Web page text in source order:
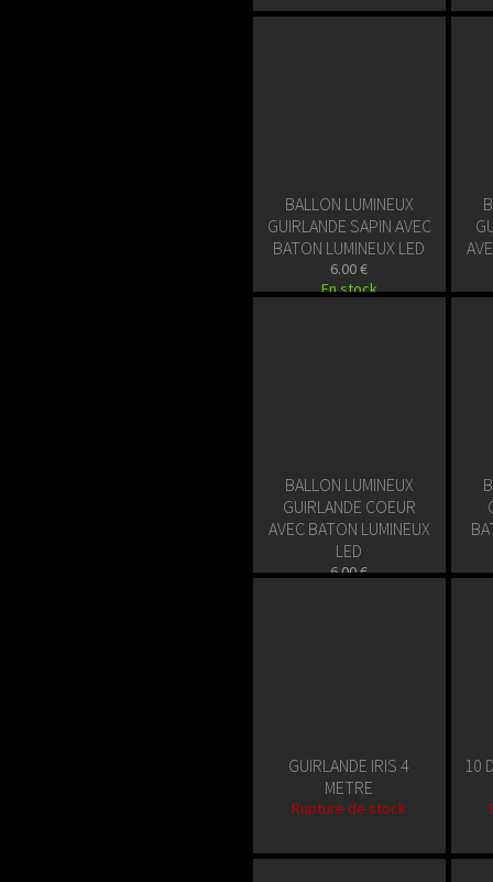
BALLON LUMINEUX
GUIRLANDE SAPIN AVEC
BATON LUMINEUX LED
6.00 €
En stock
BALLON LUMINEUX
GUIRLANDE COEUR
AVEC BATON LUMINEUX
LED
6.00 €
GUIRLANDE IRIS 4
METRE
Rupture de stock
10